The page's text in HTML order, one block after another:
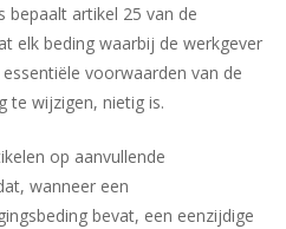
bepaalt artikel 25 van de
elk beding waarbij de werkgever
voorwaarden van de
te wijzigen, nietig is.
op aanvullende
wanneer een
bevat, een eenzijdige